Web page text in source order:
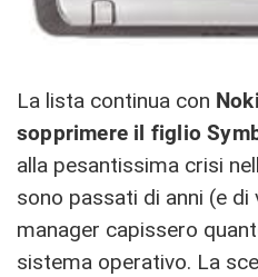
La lista continua con
sopprimere il figlio
alla pesantissima crisi
sono passati di anni (e
manager capissero
sistema operativo. La